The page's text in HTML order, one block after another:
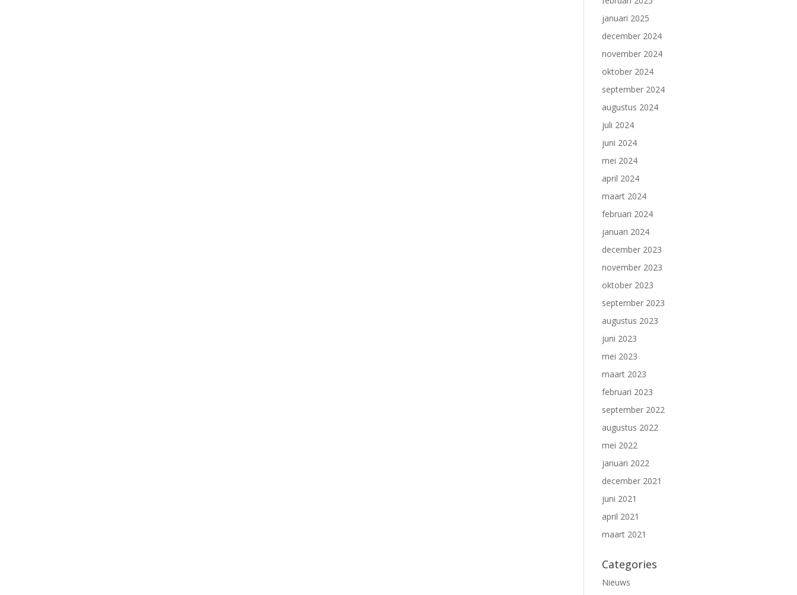
januari 2025
december 2024
november 2024
oktober 2024
september 2024
augustus 2024
juli 2024
juni 2024
mei 2024
april 2024
maart 2024
februari 2024
januari 2024
december 2023
november 2023
oktober 2023
september 2023
augustus 2023
juni 2023
mei 2023
maart 2023
februari 2023
september 2022
augustus 2022
mei 2022
januari 2022
december 2021
juni 2021
april 2021
maart 2021
Categories
Nieuws